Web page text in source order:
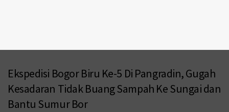
Ekspedisi Bogor Biru Ke-5 Di Pangradin, Gugah
Kesadaran Tidak Buang Sampah Ke Sungai dan
Bantu Sumur Bor